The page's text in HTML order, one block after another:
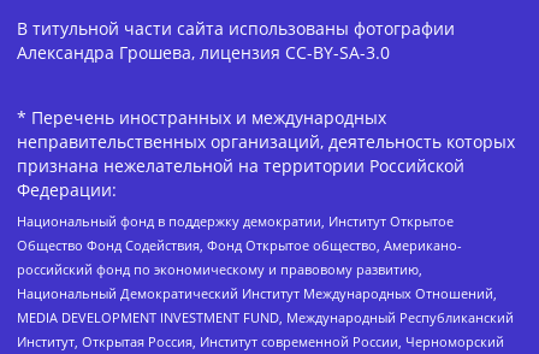
В титульной части сайта использованы фотографии
Александра Грошева, лицензия CC-BY-SA-3.0
* Перечень иностранных и международных
неправительственных организаций, деятельность которых
признана нежелательной на территории Российской
Федерации:
Национальный фонд в поддержку демократии, Институт Открытое
Общество Фонд Содействия, Фонд Открытое общество, Американо-
российский фонд по экономическому и правовому развитию,
Национальный Демократический Институт Международных Отношений,
MEDIA DEVELOPMENT INVESTMENT FUND, Международный Республиканский
Институт, Открытая Россия, Институт современной России, Черноморский